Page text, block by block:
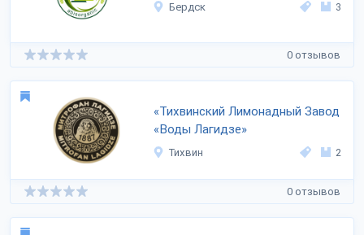
Бердск 3
0 отзывов
«Тихвинский Лимонадный Завод
«Воды Лагидзе»
Тихвин 2
0 отзывов